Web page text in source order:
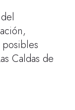
Caldas de